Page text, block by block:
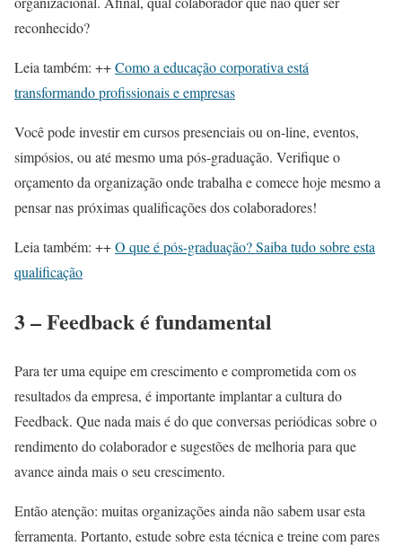
reconhecido?
Leia também: ++Como a educação corporativa está
transformando profissionais e empresas
Você pode investir em cursos presenciais ou on-line, eventos,
simpósios, ou até mesmo uma pós-graduação. Verifique o
orçamento da organização onde trabalha e comece hoje mesmo a
pensar nas próximas qualificações dos colaboradores!
Leia também: ++O que é pós-graduação? Saiba tudo sobre esta
qualificação
3 – Feedback é fundamental
Para ter uma equipe em crescimento e comprometida com os
resultados da empresa, é importante implantar a cultura do
Feedback. Que nada mais é do que conversas periódicas sobre o
rendimento do colaborador e sugestões de melhoria para que
avance ainda mais o seu crescimento.
Então atenção: muitas organizações ainda não sabem usar esta
ferramenta. Portanto, estude sobre esta técnica e treine com pares